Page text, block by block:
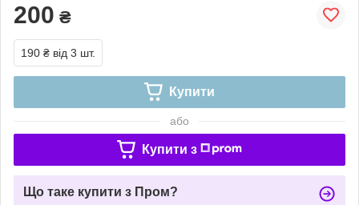
200 ₴
190 ₴ від 3 шт.
Купити
або
Купити з
Що таке купити з Пром?